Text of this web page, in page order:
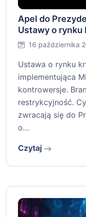
Apel do
Ustawy o
16 października
Ustawa o rynku
implementująca
kontrowersje.
restrykcyjność.
zwracają się do
o…
Czytaj